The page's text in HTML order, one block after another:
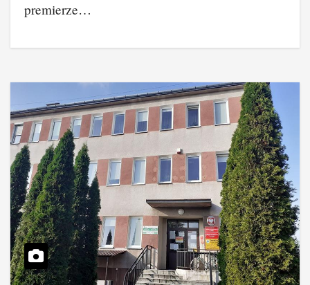
premierze…